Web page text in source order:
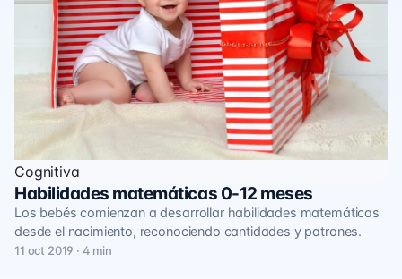
Cognitiva
Habilidades matemáticas 0-12 meses
Los bebés comienzan a desarrollar habilidades matemáticas
desde el nacimiento, reconociendo cantidades y patrones.
11 oct 2019 · 4 min